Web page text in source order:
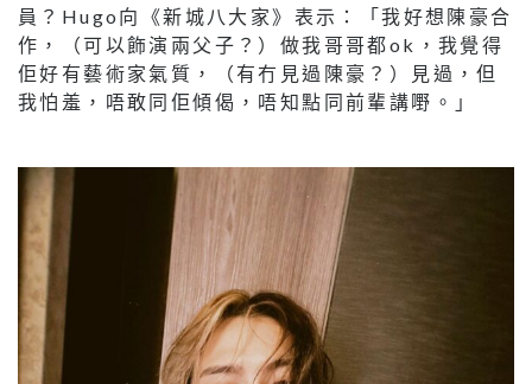
員？Hugo向《新城八大家》表示：「我好想陳豪合
作，（可以飾演兩父子？）做我哥哥都ok，我覺得
佢好有藝術家氣質，（有冇見過陳豪？）見過，但
我怕羞，唔敢同佢傾偈，唔知點同前輩講嘢。」